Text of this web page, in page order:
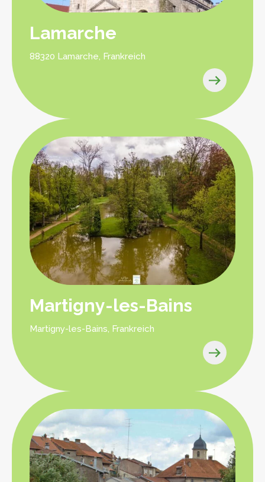
Lamarche
88320 Lamarche, Frankreich
Martigny-les-Bains
Martigny-les-Bains, Frankreich